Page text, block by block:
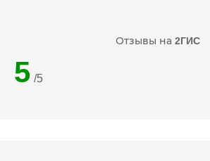
Отзывы на 2ГИС
5 /5